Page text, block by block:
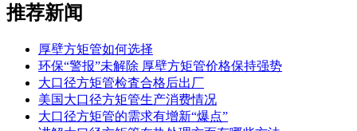
推荐新闻
厚壁方矩管如何选择
环保“警报”未解除 厚壁方矩管价格保持强势
大口径方矩管检査合格后出厂
美国大口径方矩管生产消费情况
大口径方矩管的需求有增新“爆点”